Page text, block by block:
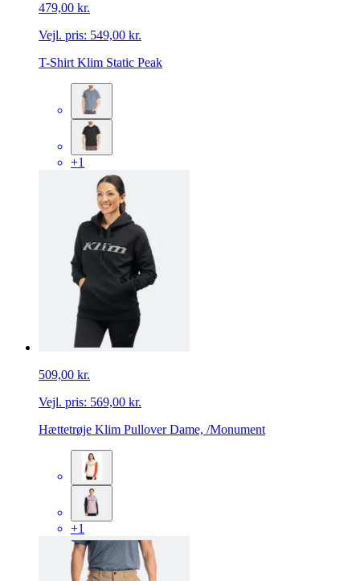
479,00 kr.
Vejl. pris: 549,00 kr.
T-Shirt Klim Static Peak
+1
509,00 kr.
Vejl. pris: 569,00 kr.
Hættetrøje Klim Pullover Dame, /Monument
+1